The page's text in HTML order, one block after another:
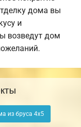
дома вы
и
возведут дом
из бруса 4х5